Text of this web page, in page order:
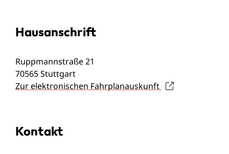
Hausanschrift
Ruppmannstraße 21
70565Stuttgart
Zur elektronischen Fahrplanauskunft
Kontakt